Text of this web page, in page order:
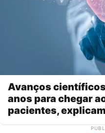
Avanços
anos para chegar
pacientes,